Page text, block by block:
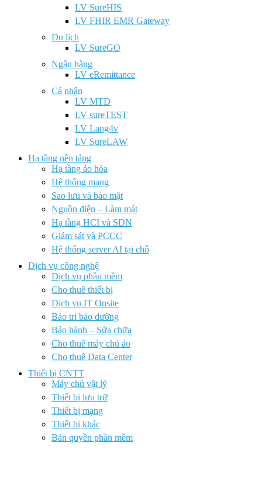
LV SureHIS
LV FHIR EMR Gateway
Du lịch
LV SureGO
Ngân hàng
LV eRemittance
Cá nhân
LV MTD
LV sureTEST
LV Lang4v
LV SureLAW
Hạ tầng nền tảng
Hạ tầng ảo hóa
Hệ thống mạng
Sao lưu và bảo mật
Nguồn điện – Làm mát
Hạ tầng HCI và SDN
Giám sát và PCCC
Hệ thống server AI tại chỗ
Dịch vụ công nghệ
Dịch vụ phần mềm
Cho thuê thiết bị
Dịch vụ IT Onsite
Bảo trì bảo dưỡng
Bảo hành – Sửa chữa
Cho thuê máy chủ ảo
Cho thuê Data Center
Thiết bị CNTT
Máy chủ vật lý
Thiết bị lưu trữ
Thiết bị mạng
Thiết bị khác
Bản quyền phần mềm